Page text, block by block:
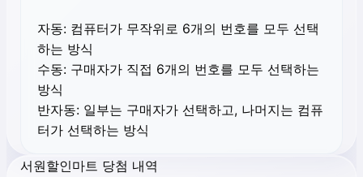
자동: 컴퓨터가 무작위로 6개의 번호를 모두 선택
하는 방식
수동: 구매자가 직접 6개의 번호를 모두 선택하는
방식
반자동: 일부는 구매자가 선택하고, 나머지는 컴퓨
터가 선택하는 방식
서원할인마트 당첨 내역